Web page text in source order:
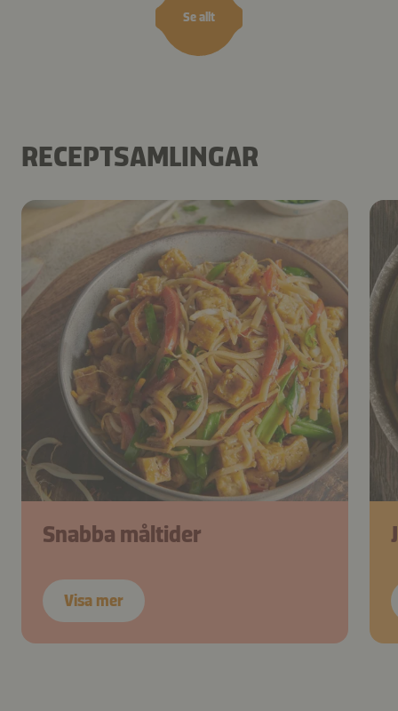
Se allt
RECEPTSAMLINGAR
Snabba måltider
Visa mer